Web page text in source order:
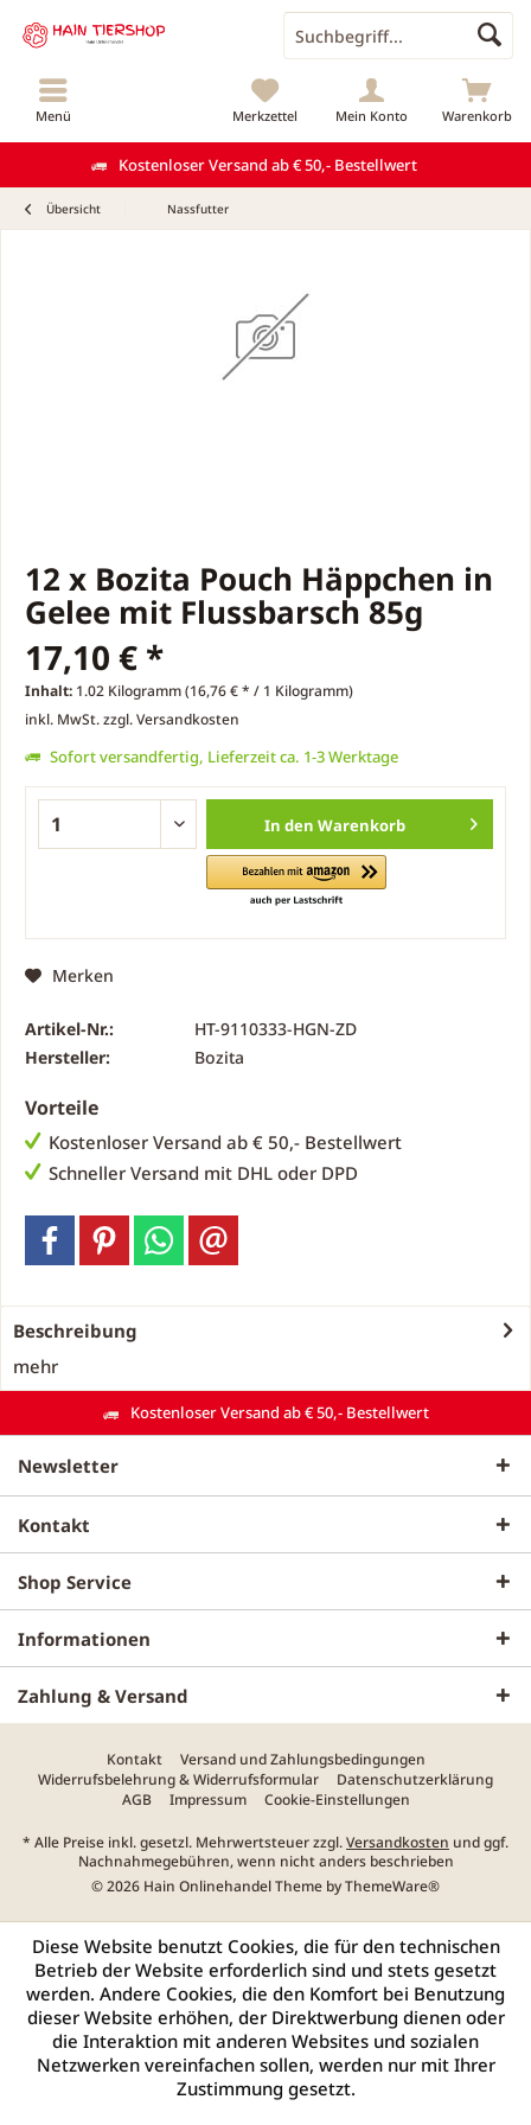
Kostenloser Versand ab € 50,- Bestellwert
Menü Warenkorb
Merkzettel Mein Konto
Übersicht Nassfutter
12 x Bozita Pouch Häppchen in
Gelee mit Flussbarsch 85g
17,10 € *
Inhalt: 1.02 Kilogramm (16,76 € * / 1 Kilogramm)
inkl. MwSt.zzgl. Versandkosten
Sofort versandfertig, Lieferzeit ca. 1-3 Werktage
In den Warenkorb
Merken
Artikel-Nr.:
HT-9110333-HGN-ZD
Hersteller:
Bozita
Vorteile
Kostenloser Versand ab € 50,- Bestellwert
Schneller Versand mit DHL oder DPD
Beschreibung
mehr
Kostenloser Versand ab € 50,- Bestellwert
Newsletter
Kontakt
Shop Service
Informationen
Zahlung & Versand
Kontakt
Versand und Zahlungsbedingungen
Widerrufsbelehrung & Widerrufsformular
Datenschutzerklärung
AGB
Impressum Cookie-Einstellungen
* Alle Preise inkl. gesetzl. Mehrwertsteuer zzgl.Versandkosten und ggf.
Nachnahmegebühren, wenn nicht anders beschrieben
© 2026 Hain Onlinehandel Theme byThemeWare®
Diese Website benutzt Cookies, die für den technischen
Betrieb der Website erforderlich sind und stets gesetzt
werden. Andere Cookies, die den Komfort bei Benutzung
dieser Website erhöhen, der Direktwerbung dienen oder
die Interaktion mit anderen Websites und sozialen
Netzwerken vereinfachen sollen, werden nur mit Ihrer
Zustimmung gesetzt.